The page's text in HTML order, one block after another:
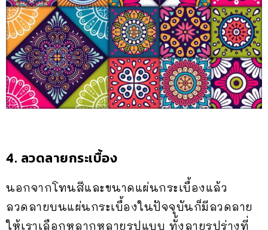
4. ลวดลายกระเบื้อง
นอกจากโทนสีและขนาดแผ่นกระเบื้องแล้ว
ลวดลายบนแผ่นกระเบื้องในปัจจุบันก็มีลวดลาย
ให้เราเลือกหลากหลายรูปแบบ ทั้งลายรูปร่างที่